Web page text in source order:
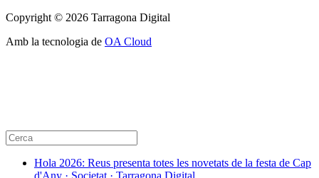
Copyright © 2026 Tarragona Digital
Amb la tecnologia de OA Cloud
Hola 2026: Reus presenta totes les novetats de la festa de Cap
d'Any · Societat · Tarragona Digital